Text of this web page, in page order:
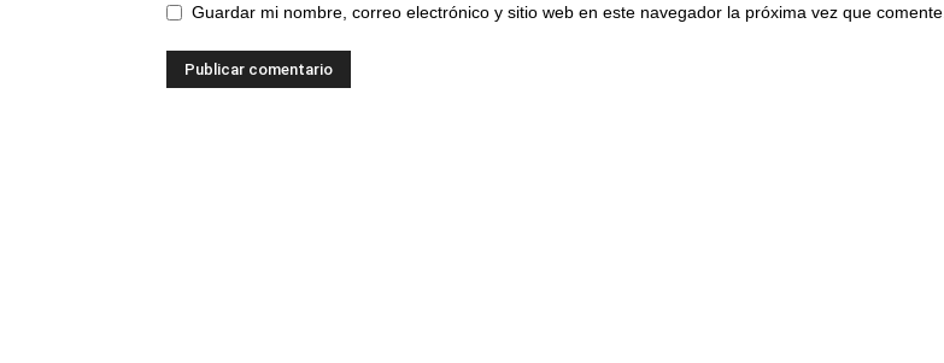
Guardar mi nombre, correo electrónico y sitio web en este navegador la próxima vez que comente.